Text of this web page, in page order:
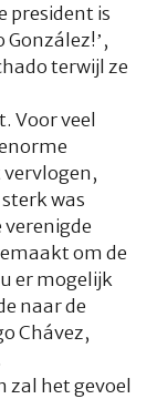
president is
terwijl ze
Voor veel
was
om de
er mogelijk
naar de
Chávez,
zal het gevoel